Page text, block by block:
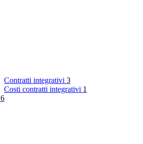
Contratti integrativi 3
Costi contratti integrativi 1
6